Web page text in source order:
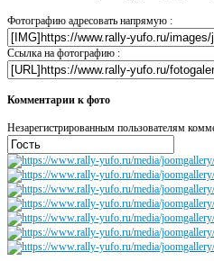
Фотографию адресовать напрямую :
Ссылка на фотографию :
Комментарии к фото
Незарегистрированным пользователям